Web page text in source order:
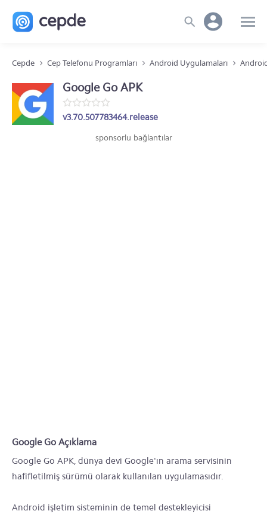
Cepde Cep Telefonu Programları Android Uygulamaları
Google Go APK
v3.70.507783464.release
sponsorlu bağlantılar
Google Go Açıklama
Google Go APK, dünya devi Google'ın arama servisinin
hafifletilmiş sürümü olarak kullanılan uygulamasıdır.
Android işletim sisteminin de temel destekleyicisi